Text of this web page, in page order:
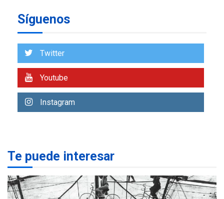
7
2
Margarita será sede de
para aprender a atender
adultos mayores
Síguenos
Twitter
Youtube
Instagram
Te puede interesar